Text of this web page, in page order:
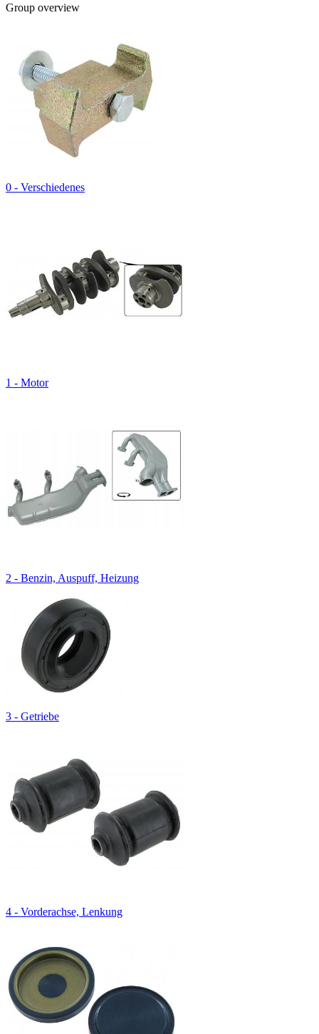
Group overview
0 - Verschiedenes
1 - Motor
2 - Benzin, Auspuff, Heizung
3 - Getriebe
4 - Vorderachse, Lenkung